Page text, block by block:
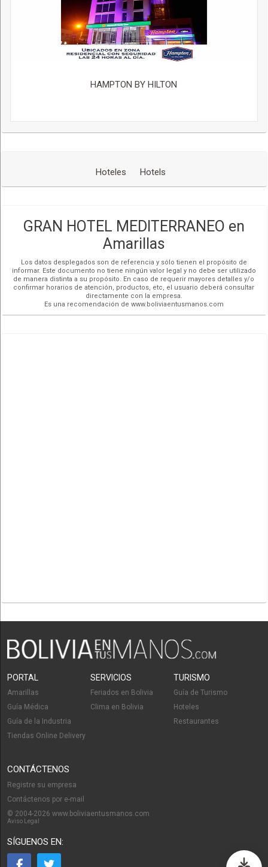
HAMPTON BY HILTON
Hoteles Hotels
GRAN HOTEL MEDITERRANEO en
Amarillas
Los datos desplegados son de referencia y sólo tienen el propósito de
informar. Este documento no tiene ningún valor legal y no debe ser utilizado
de manera distinta a su propósito. En caso de requerir mayores detalles y/o
confirmar horarios de atención, productos, etc, el usuario deberá consultar
directamente con la empresa.
Es una recomendación de www.boliviaentusmanos.com
PORTAL
Amarillas
Guía Médica
Guía de la Industria
Tiendas Online Delivery
SERVICIOS
Feriados en Bolivia
Clima en Bolivia
TURISMO
Guía de Turismo
Hoteles
Restaurantes
CONTÁCTENOS
Registre su empresa
Contáctenos por e-mail
© 2004-2026 www.boliviaentusmanos.com
Aviso Legal
SÍGUENOS EN: